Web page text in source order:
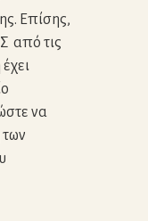
Επίσης,
από τις
να